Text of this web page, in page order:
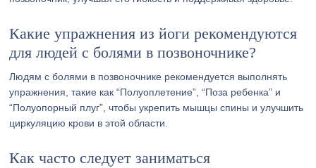
Какие упражнения из йоги рекомендуются
для людей с болями в позвоночнике?
Людям с болями в позвоночнике рекомендуется выполнять
упражнения, такие как “Полуоплетение”, “Поза ребенка” и
“Полуопорный плуг”, чтобы укрепить мышцы спины и улучшить
циркуляцию крови в этой области.
Как часто следует заниматься